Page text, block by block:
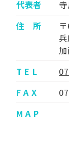
代表者
住 所
T E L
F A X
M A P